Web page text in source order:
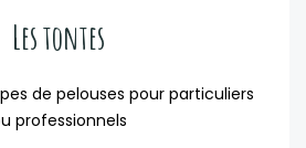
Les tontes
de pelouses pour particuliers
professionnels